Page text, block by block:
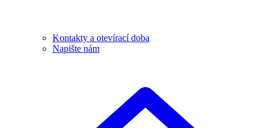
Kontakty a otevírací doba
Napište nám